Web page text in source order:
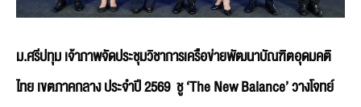
ม.ศรีปทุม เจ้าภาพจัดประชุมวิชาการเครือข่ายพัฒนาบัณฑิตอุดมคติ
ไทย เขตภาคกลาง ประจำปี 2569 ชู ‘The New Balance’ วางโจทย์